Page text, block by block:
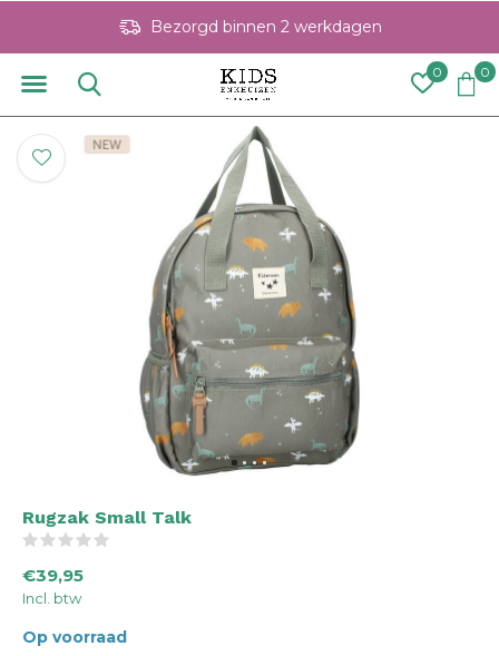
0 0
Bezorgd binnen 2 werkdagen
Rugzak Small Talk
€39,95
Incl. btw
Op voorraad